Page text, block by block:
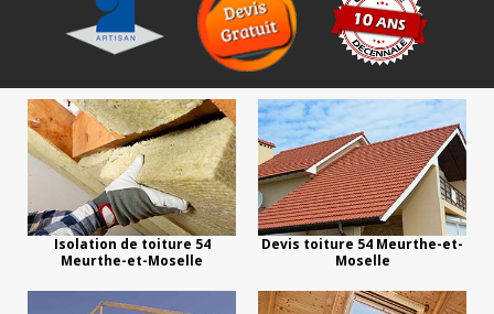
Isolation de toiture 54
Meurthe-et-Moselle
Devis toiture 54 Meurthe-et-
Moselle